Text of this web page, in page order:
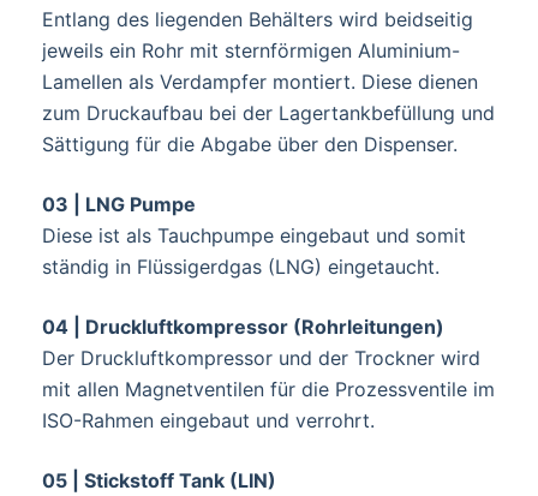
Entlang des liegenden Behälters wird beidseitig
jeweils ein Rohr mit sternförmigen Aluminium-
Lamellen als Verdampfer montiert. Diese dienen
zum Druckaufbau bei der Lagertankbefüllung und
Sättigung für die Abgabe über den Dispenser.
03 | LNG Pumpe
Diese ist als Tauchpumpe eingebaut und somit
ständig in Flüssigerdgas (LNG) eingetaucht.
04 | Druckluftkompressor (Rohrleitungen)
Der Druckluftkompressor und der Trockner wird
mit allen Magnetventilen für die Prozessventile im
ISO-Rahmen eingebaut und verrohrt.
05 | Stickstoff Tank (LIN)